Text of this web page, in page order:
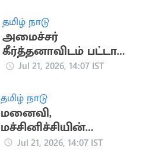
தமிழ் நாடு
அமைச்சர்
கீர்த்தனாவிடம் பட்டாசு
உற்பத்தியாளர்
Jul 21, 2026, 14:07 IST
தமிழ் நாடு
மனைவி,
மச்சினிச்சியின்
புகைப்படங்களை
Jul 21, 2026, 14:07 IST